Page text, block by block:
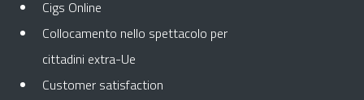
Cigs Online
Collocamento nello spettacolo per
cittadini extra-Ue
Customer satisfaction